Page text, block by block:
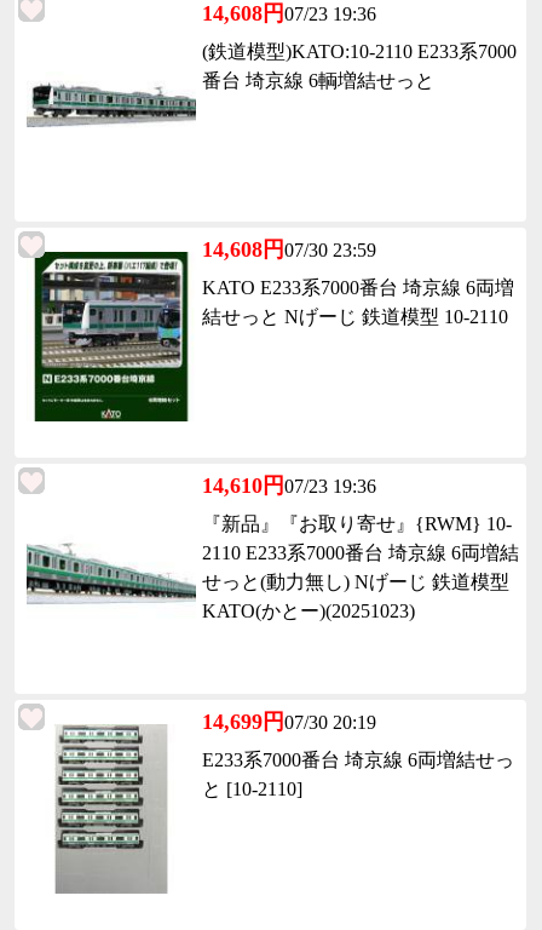
14,608円07/23 19:36
(鉄道模型)KATO:10-2110 E233系7000
番台 埼京線 6輌増結せっと
14,608円07/30 23:59
KATO E233系7000番台 埼京線 6両増
結せっと Nげーじ 鉄道模型 10-2110
14,610円07/23 19:36
『新品』『お取り寄せ』{RWM} 10-
2110 E233系7000番台 埼京線 6両増結
せっと(動力無し) Nげーじ 鉄道模型
KATO(かとー)(20251023)
14,699円07/30 20:19
E233系7000番台 埼京線 6両増結せっ
と [10-2110]